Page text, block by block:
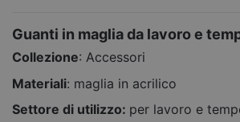
Guanti in maglia da lavoro e
Collezione: Accessori
Materiali: maglia in acrilico
Settore di utilizzo: per lavoro e